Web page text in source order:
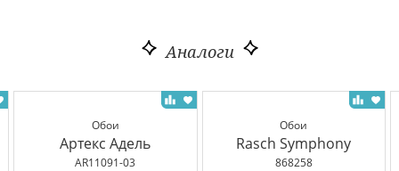
Аналоги
Обои
Артекс Адель
AR11091-03
Обои
Rasch Symphony
868258